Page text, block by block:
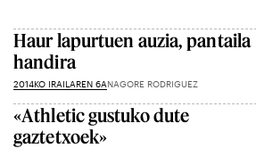
Haur lapurtuen auzia, pantaila
handira
2014KO IRAILAREN 6ANAGORE RODRIGUEZ
«Athletic gustuko dute
gaztetxoek»